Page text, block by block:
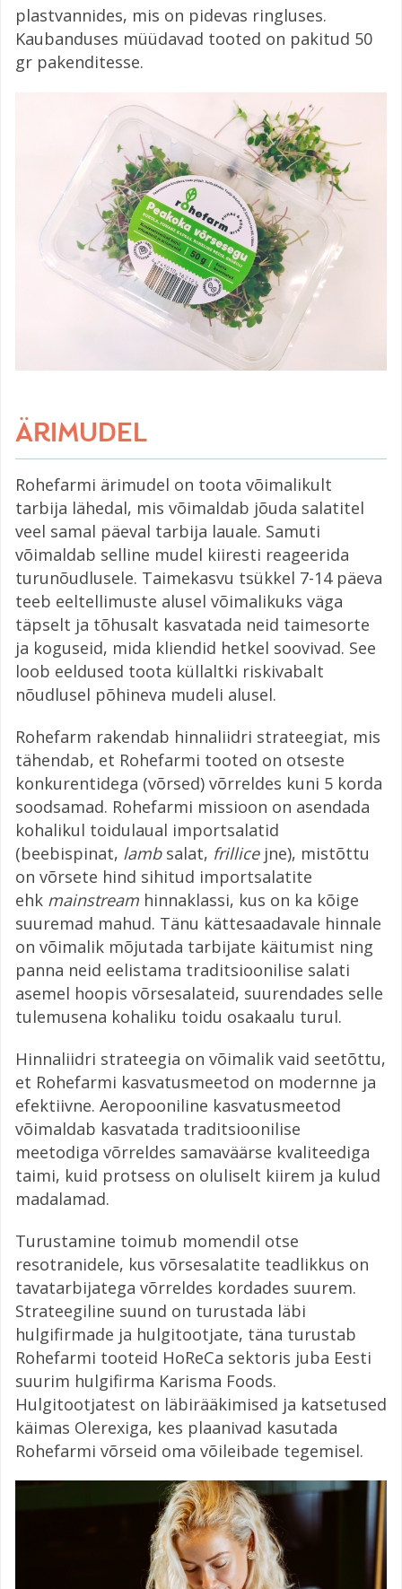
plastvannides, mis on pidevas ringluses.
Kaubanduses müüdavad tooted on pakitud 50
gr pakenditesse.
ÄRIMUDEL
Rohefarmi ärimudel on toota võimalikult
tarbija lähedal, mis võimaldab jõuda salatitel
veel samal päeval tarbija lauale. Samuti
võimaldab selline mudel kiiresti reageerida
turunõudlusele. Taimekasvu tsükkel 7-14 päeva
teeb eeltellimuste alusel võimalikuks väga
täpselt ja tõhusalt kasvatada neid taimesorte
ja koguseid, mida kliendid hetkel soovivad. See
loob eeldused toota küllaltki riskivabalt
nõudlusel põhineva mudeli alusel.
Rohefarm rakendab hinnaliidri strateegiat, mis
tähendab, et Rohefarmi tooted on otseste
konkurentidega (võrsed) võrreldes kuni 5 korda
soodsamad. Rohefarmi missioon on asendada
kohalikul toidulaual importsalatid
(beebispinat, lamb salat, frillice jne), mistõttu
on võrsete hind sihitud importsalatite
ehk mainstream hinnaklassi, kus on ka kõige
suuremad mahud. Tänu kättesaadavale hinnale
on võimalik mõjutada tarbijate käitumist ning
panna neid eelistama traditsioonilise salati
asemel hoopis võrsesalateid, suurendades selle
tulemusena kohaliku toidu osakaalu turul.
Hinnaliidri strateegia on võimalik vaid seetõttu,
et Rohefarmi kasvatusmeetod on modernne ja
efektiivne. Aeropooniline kasvatusmeetod
võimaldab kasvatada traditsioonilise
meetodiga võrreldes samaväärse kvaliteediga
taimi, kuid protsess on oluliselt kiirem ja kulud
madalamad.
Turustamine toimub momendil otse
resotranidele, kus võrsesalatite teadlikkus on
tavatarbijatega võrreldes kordades suurem.
Strateegiline suund on turustada läbi
hulgifirmade ja hulgitootjate, täna turustab
Rohefarmi tooteid HoReCa sektoris juba Eesti
suurim hulgifirma Karisma Foods.
Hulgitootjatest on läbirääkimised ja katsetused
käimas Olerexiga, kes plaanivad kasutada
Rohefarmi võrseid oma võileibade tegemisel.